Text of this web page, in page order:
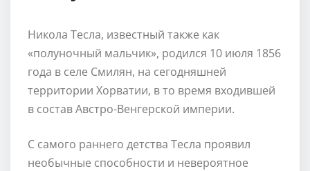
Никола Тесла, известный также как
«полуночный мальчик», родился 10 июля 1856
года в селе Смилян, на сегодняшней
территории Хорватии, в то время входившей
в состав Австро-Венгерской империи.
С самого раннего детства Тесла проявил
необычные способности и невероятное